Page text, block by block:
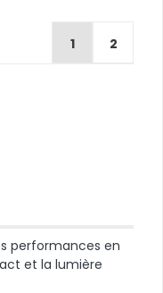
1 2
performances en
et la lumière